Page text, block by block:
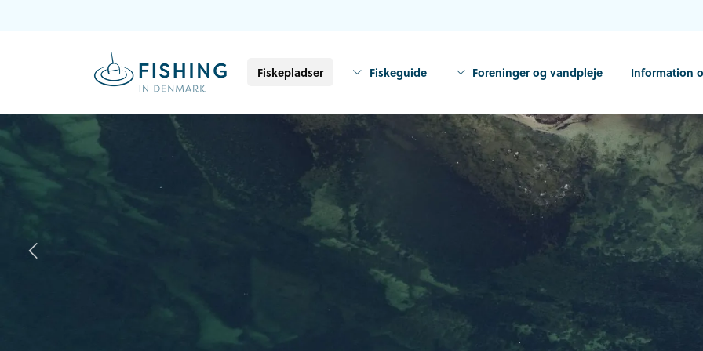
Fiskepladser Fiskeguide Foreninger og vandpleje Information
Previous